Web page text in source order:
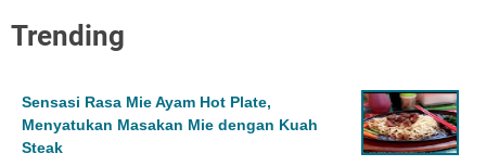
Trending
Sensasi Rasa Mie Ayam Hot Plate,
Menyatukan Masakan Mie dengan Kuah
Steak